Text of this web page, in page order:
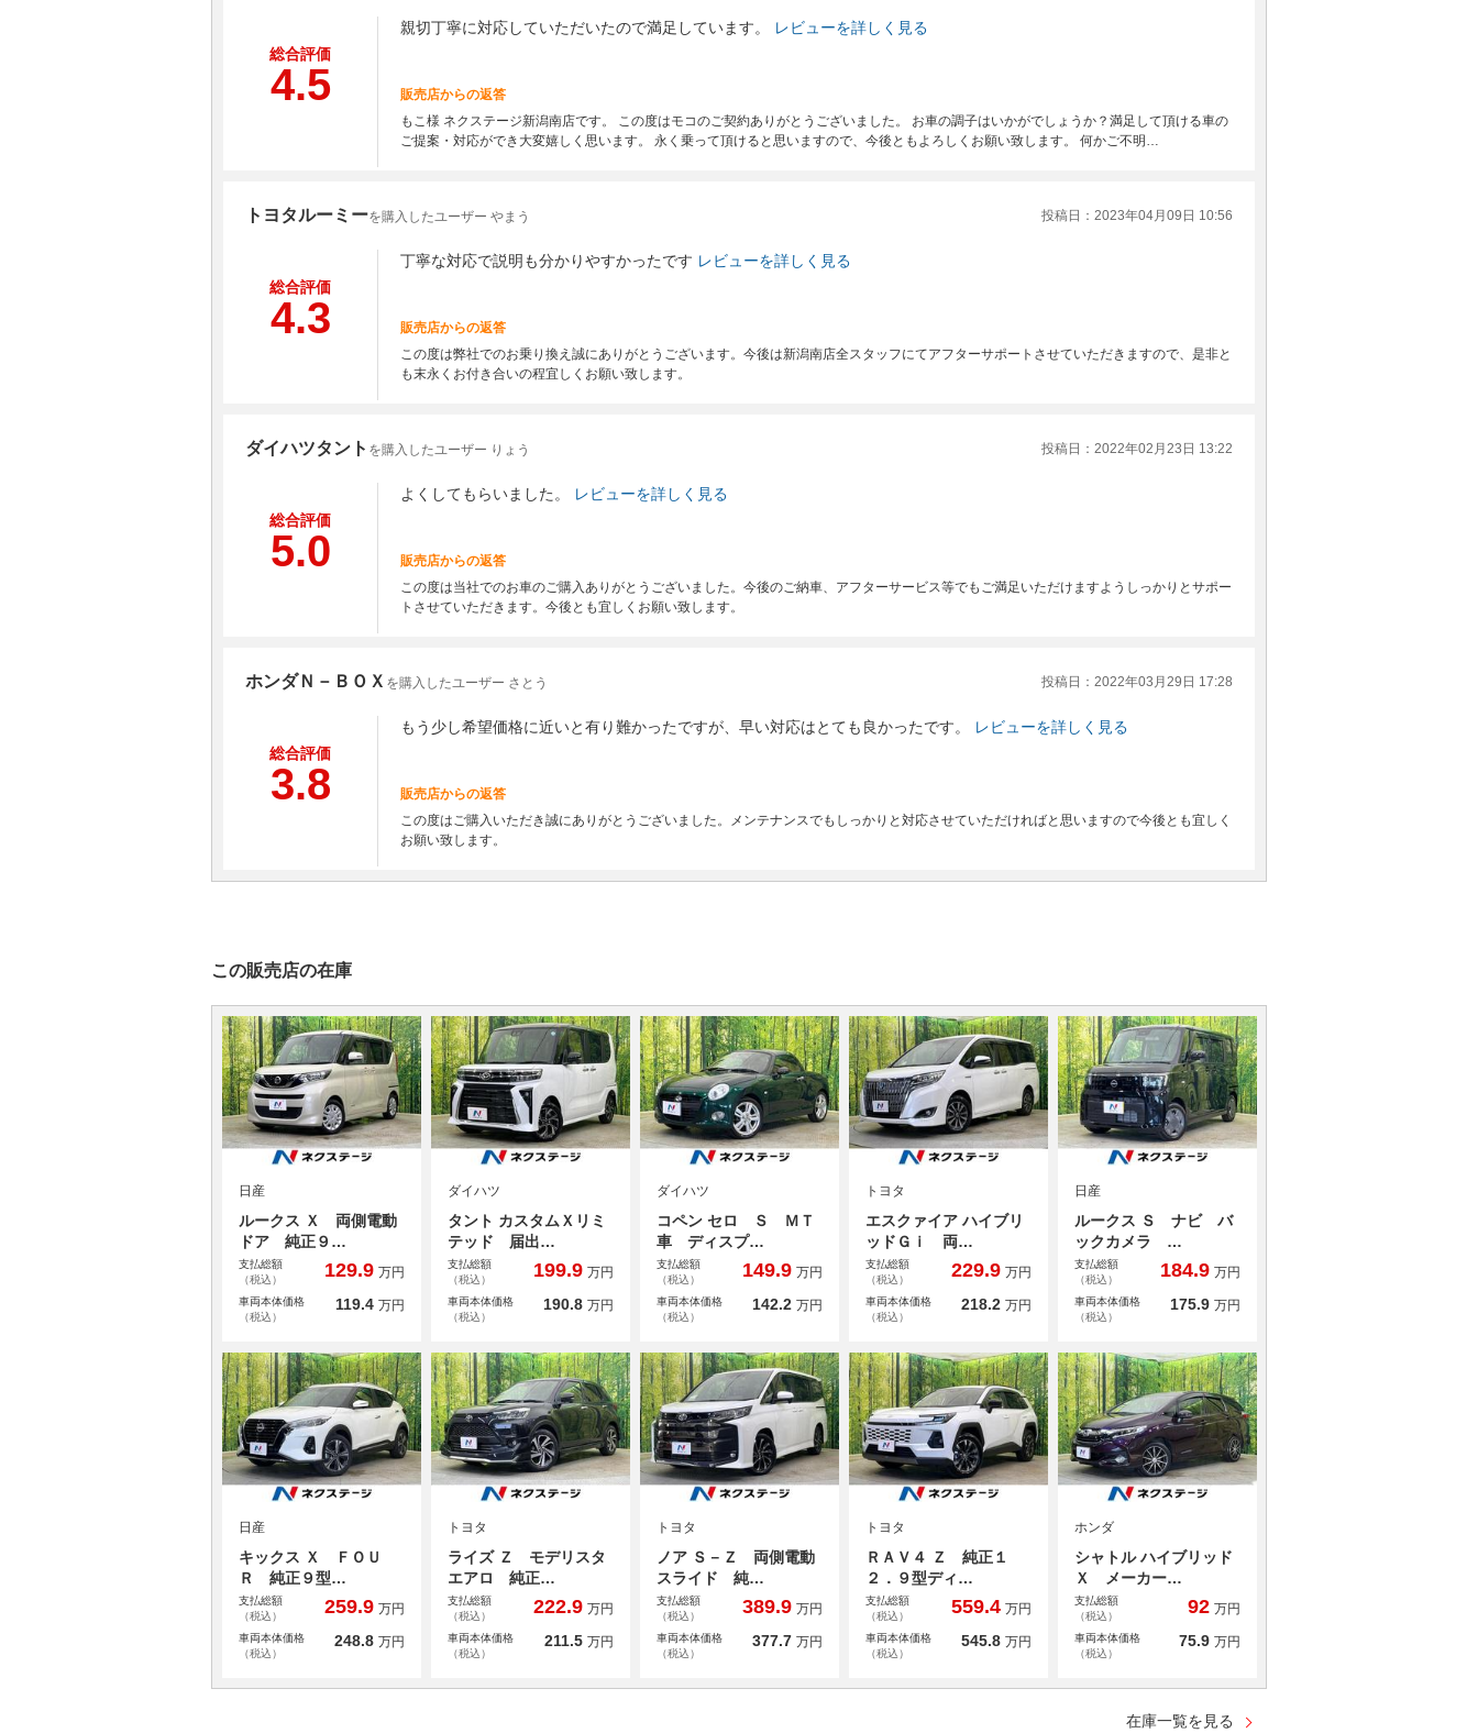
総合評価
4.5
親切丁寧に対応していただいたので満足しています。 レビューを詳しく見る
販売店からの返答
もこ様 ネクステージ新潟南店です。 この度はモコのご契約ありがとうございました。 お車の調子はいかがでしょうか？満足して頂ける車の
ご提案・対応ができ大変嬉しく思います。 永く乗って頂けると思いますので、今後ともよろしくお願い致します。 何かご不明…
トヨタルーミーを購入したユーザー やまう 投稿日：2023年04月09日 10:56
総合評価
4.3
丁寧な対応で説明も分かりやすかったです レビューを詳しく見る
販売店からの返答
この度は弊社でのお乗り換え誠にありがとうございます。今後は新潟南店全スタッフにてアフターサポートさせていただきますので、是非と
も末永くお付き合いの程宜しくお願い致します。
ダイハツタント を購入したユーザー りょう 投稿日：2022年02月23日 13:22
総合評価
5.0
よくしてもらいました。 レビューを詳しく見る
販売店からの返答
この度は当社でのお車のご購入ありがとうございました。今後のご納車、アフターサービス等でもご満足いただけますようしっかりとサポー
トさせていただきます。今後とも宜しくお願い致します。
ホンダＮ－ＢＯＸ を購入したユーザー さとう 投稿日：2022年03月29日 17:28
総合評価
3.8
もう少し希望価格に近いと有り難かったですが、早い対応はとても良かったです。 レビューを詳しく見る
販売店からの返答
この度はご購入いただき誠にありがとうございました。メンテナンスでもしっかりと対応させていただければと思いますので今後とも宜しく
お願い致します。
この販売店の在庫
日産
ルークス Ｘ 両側電動
ドア 純正９…
支払総額
（税込）
129.9 万円
車両本体価格
（税込）
119.4 万円
ダイハツ
タント カスタムＸリミ
テッド 届出…
支払総額
（税込）
199.9 万円
車両本体価格
（税込）
190.8 万円
ダイハツ
コペン セロ Ｓ ＭＴ
車 ディスプ…
支払総額
（税込）
149.9 万円
車両本体価格
（税込）
142.2 万円
トヨタ
エスクァイア ハイブリ
ッドＧｉ 両…
支払総額
（税込）
229.9 万円
車両本体価格
（税込）
218.2 万円
日産
ルークス Ｓ ナビ バ
ックカメラ …
支払総額
（税込）
184.9 万円
車両本体価格
（税込）
175.9 万円
日産
キックス Ｘ ＦＯＵ
Ｒ 純正９型…
支払総額
（税込）
259.9 万円
車両本体価格
（税込）
248.8 万円
トヨタ
ライズ Ｚ モデリスタ
エアロ 純正…
支払総額
（税込）
222.9 万円
車両本体価格
（税込）
211.5 万円
トヨタ
ノア Ｓ－Ｚ 両側電動
スライド 純…
支払総額
（税込）
389.9 万円
車両本体価格
（税込）
377.7 万円
トヨタ
ＲＡＶ４ Ｚ 純正１
２．９型ディ…
支払総額
（税込）
559.4 万円
車両本体価格
（税込）
545.8 万円
ホンダ
シャトル ハイブリッド
Ｘ メーカー…
支払総額
（税込）
92 万円
車両本体価格
（税込）
75.9 万円
在庫一覧を見る